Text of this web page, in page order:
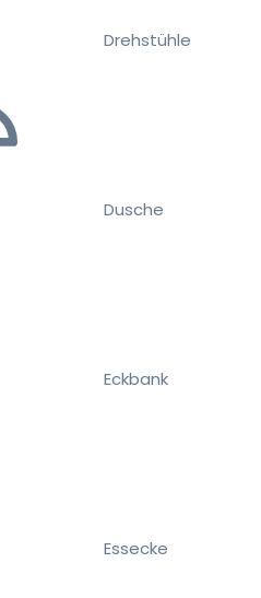
Drehstühle
Dusche
Eckbank
Essecke